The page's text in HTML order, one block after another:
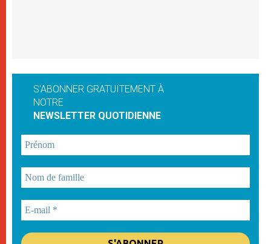
S'ABONNER GRATUITEMENT À
NOTRE
NEWSLETTER QUOTIDIENNE